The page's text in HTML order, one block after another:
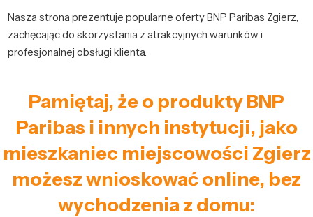
Nasza strona prezentuje popularne oferty BNP Paribas Zgierz,
zachęcając do skorzystania z atrakcyjnych warunków i
profesjonalnej obsługi klienta.
Pamiętaj, że o produkty BNP
Paribas i innych instytucji, jako
mieszkaniec miejscowości Zgierz
możesz wnioskować online, bez
wychodzenia z domu: